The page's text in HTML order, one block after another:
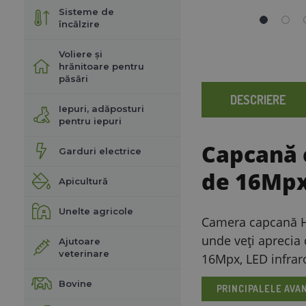
Sisteme de
încălzire
Voliere și
hrănitoare pentru
păsări
Iepuri, adăposturi
pentru iepuri
Garduri electrice
Apicultură
Unelte agricole
Ajutoare
veterinare
Bovine
DESCRIERE
Capcană
de
Camera capcană
unde veți
16Mpx, LED
PRINCIPALELE